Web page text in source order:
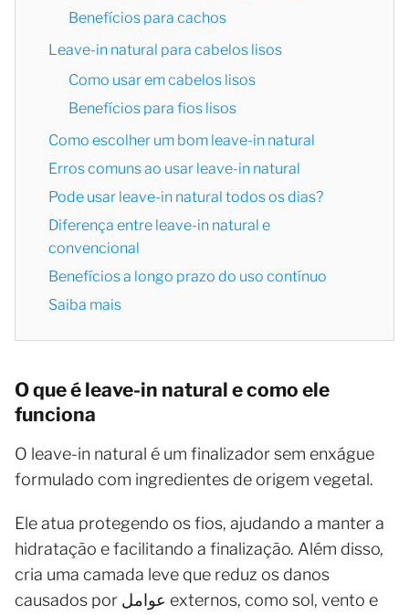
Benefícios para cachos
Leave-in natural para cabelos lisos
Como usar em cabelos lisos
Benefícios para fios lisos
Como escolher um bom leave-in natural
Erros comuns ao usar leave-in natural
Pode usar leave-in natural todos os dias?
Diferença entre leave-in natural e
convencional
Benefícios a longo prazo do uso contínuo
Saiba mais
O que é leave-in natural e como ele
funciona
O leave-in natural é um finalizador sem enxágue
formulado com ingredientes de origem vegetal.
Ele atua protegendo os fios, ajudando a manter a
hidratação e facilitando a finalização. Além disso,
cria uma camada leve que reduz os danos
causados por عوامل externos, como sol, vento e